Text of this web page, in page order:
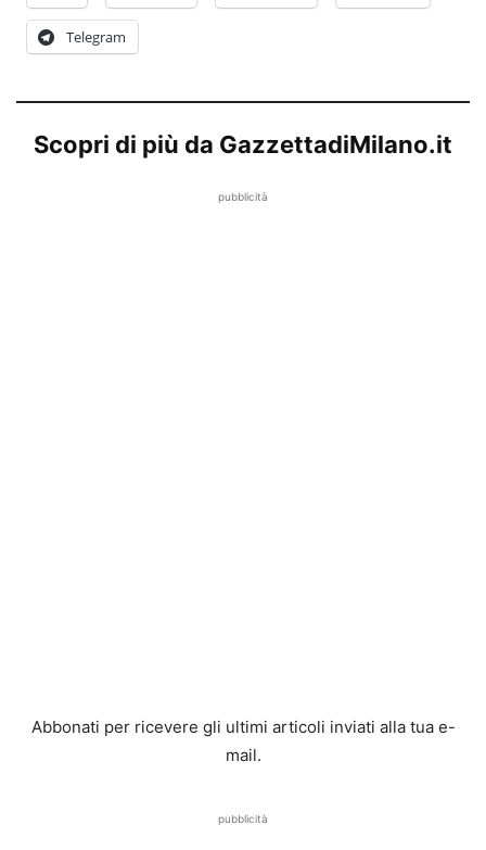
Telegram
Scopri di più da GazzettadiMilano.it
pubblicità
Abbonati per ricevere gli ultimi articoli inviati alla tua e-
mail.
pubblicità